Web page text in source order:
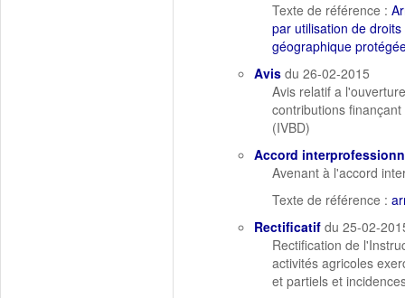
Texte de référence :
par utilisation de
géographique
Avis du 26-02-2015
Avis relatif a
contributions
(IVBD)
Accord
Avenant à l'accord
Texte de référence :
Rectificatif du 25-02-
Rectification de
activités agricoles
et partiels et